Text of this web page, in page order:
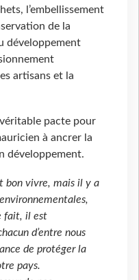
l’embellissement
de la
développement
artisans et la
pacte pour
à ancrer la
développement.
bon vivre, mais il y a
fait, il est
d’entre nous
de protéger la
pays.